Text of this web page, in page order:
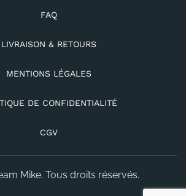
FAQ
LIVRAISON & RETOURS
MENTIONS LÉGALES
DE CONFIDENTIALITÉ
CGV
Mike. Tous droits réservés.